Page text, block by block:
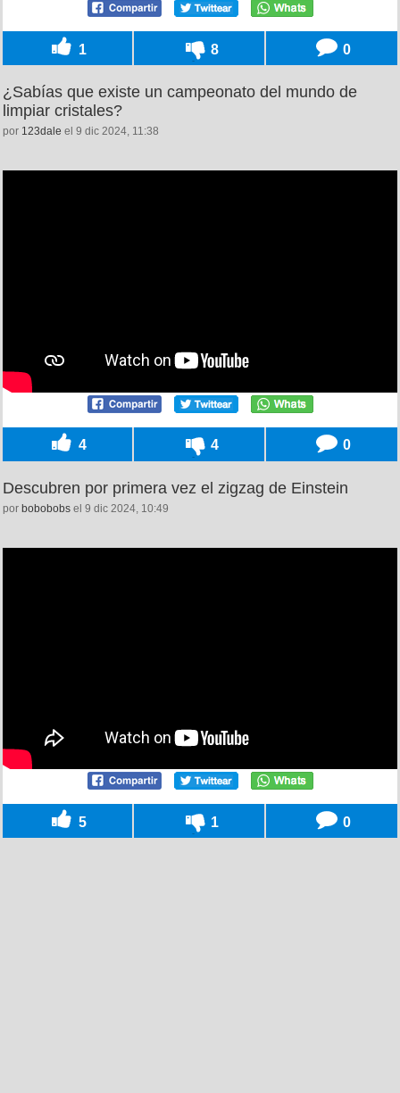
1 8 0
¿Sabías que existe un campeonato del mundo de
limpiar cristales?
por 123dale el 9 dic 2024, 11:38
4 4 0
Descubren por primera vez el zigzag de Einstein
por bobobobs el 9 dic 2024, 10:49
5 1 0